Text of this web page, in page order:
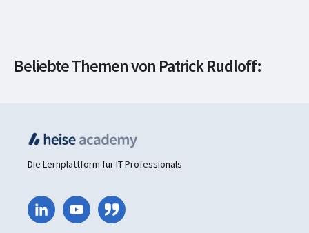
Beliebte Themen von Patrick Rudloff:
Softwareentwicklung
Die Lernplattform für IT-Professionals